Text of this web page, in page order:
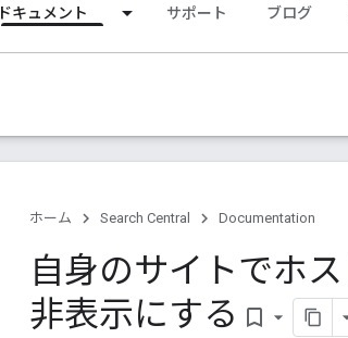
ドキュメント サポート ブログ
ホーム Search Central Documentation
自身のサイトでホ
非表示にする bookmark_border